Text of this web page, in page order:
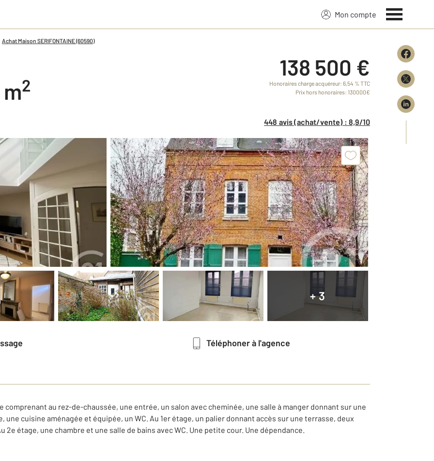
Mon compte
Achat Maison SERIFONTAINE (60590)
m2
138 500 €
Honoraires charge acquéreur: 6,54 % TTC
Prix hors honoraires: 130000€
448 avis (achat/vente) : 8,9/10
+ 3
Téléphoner à l'agence
comprenant au rez-de-chaussée, une entrée, un salon avec cheminée, une salle à manger donnant sur une
cuisine aménagée et équipée, un WC. Au 1er étage, un palier donnant accès sur une terrasse, deux
2e étage, une chambre et une salle de bains avec WC. Une petite cour. Une dépendance.